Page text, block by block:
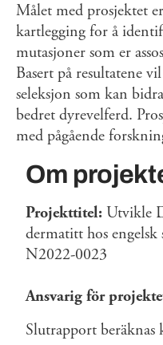
Målet med prosjektet
kartlegging for å
mutasjoner som er
Basert på resultatene
seleksjon som kan
bedret dyrevelferd.
med pågående
Om
Projekttitel: Utvikle
dermatitt hos
N2022-0023
Ansvarig för
Slutrapport